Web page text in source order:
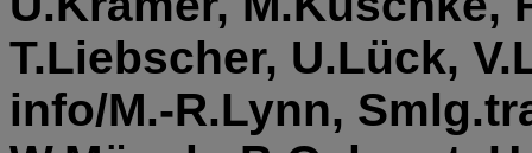
T.Liebscher, U.Lück,
info/M.-R.Lynn,